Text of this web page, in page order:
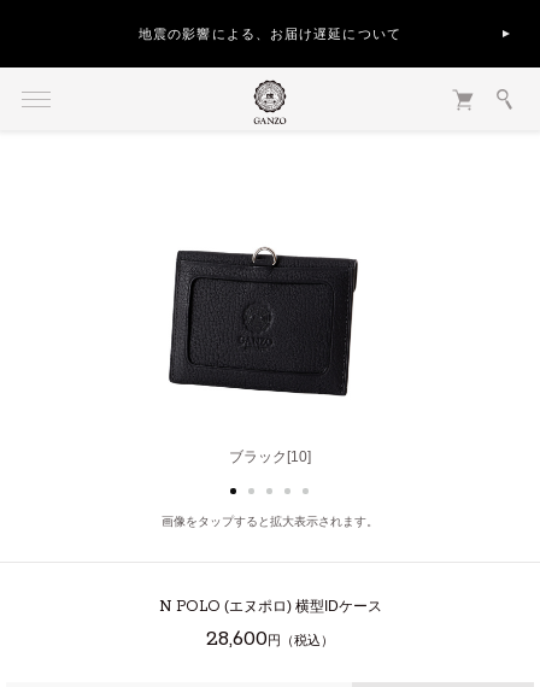
地震の影響による、お届け遅延について
ブラック[10]
グレー[20]
画像をタップすると拡大表示されます。
N POLO (エヌポロ) 横型IDケース
28,600円（税込）